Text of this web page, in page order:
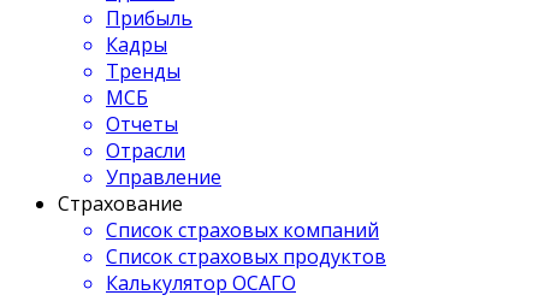
Прибыль
Кадры
Тренды
МСБ
Отчеты
Отрасли
Управление
Страхование
Список страховых компаний
Список страховых продуктов
Калькулятор ОСАГО